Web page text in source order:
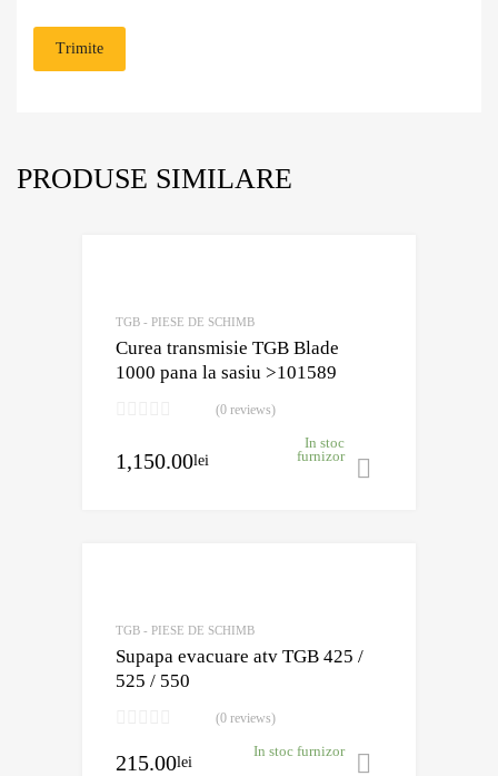
PRODUSE SIMILARE
TGB - PIESE DE SCHIMB
Curea transmisie TGB Blade
1000 pana la sasiu >101589
(0 reviews)
1,150.00lei
In stoc
furnizor
TGB - PIESE DE SCHIMB
Supapa evacuare atv TGB 425 /
525 / 550
(0 reviews)
215.00lei
In stoc furnizor